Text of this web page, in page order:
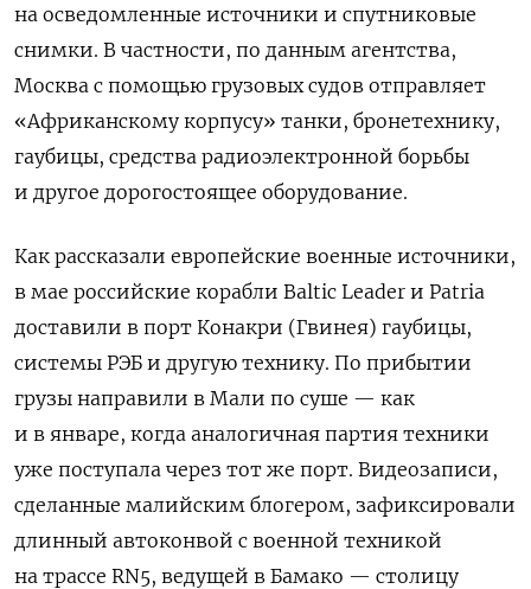
на осведомленные источники и спутниковые
снимки. В частности, по данным агентства,
Москва с помощью грузовых судов отправляет
«Африканскому корпусу» танки, бронетехнику,
гаубицы, средства радиоэлектронной борьбы
и другое дорогостоящее оборудование.
Как рассказали европейские военные источники,
в мае российские корабли Baltic Leader и Patria
доставили в порт Конакри (Гвинея) гаубицы,
системы РЭБ и другую технику. По прибытии
грузы направили в Мали по суше — как
и в январе, когда аналогичная партия техники
уже поступала через тот же порт. Видеозаписи,
сделанные малийским блогером, зафиксировали
длинный автоконвой с военной техникой
на трассе RN5, ведущей в Бамако — столицу